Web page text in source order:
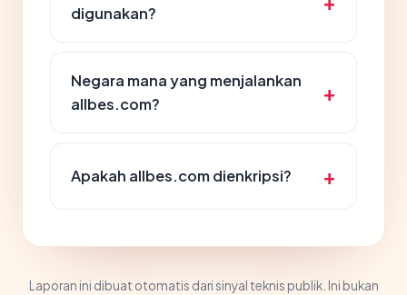
digunakan?
Negara mana yang menjalankan
allbes.com?
Apakah allbes.com dienkripsi?
Laporan ini dibuat otomatis dari sinyal teknis publik. Ini bukan